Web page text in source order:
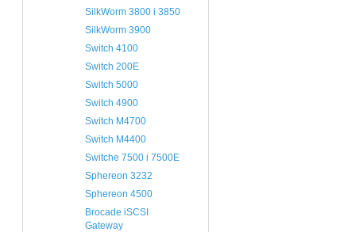
SilkWorm 3800 i 3850
SilkWorm 3900
Switch 4100
Switch 200E
Switch 5000
Switch 4900
Switch M4700
Switch M4400
Switche 7500 i 7500E
Sphereon 3232
Sphereon 4500
Brocade iSCSI
Gateway